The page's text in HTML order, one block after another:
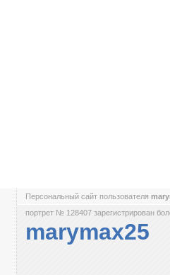
Персональный сайт пользователя
портрет № 128407 зарегистрирован
marymax25